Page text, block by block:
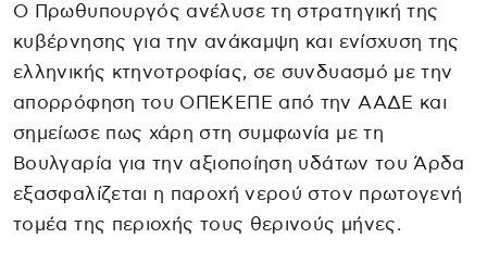
Ο Πρωθυπουργός ανέλυσε τη στρατηγική της
κυβέρνησης για την ανάκαμψη και ενίσχυση της
ελληνικής κτηνοτροφίας, σε συνδυασμό με την
απορρόφηση του ΟΠΕΚΕΠΕ από την ΑΑΔΕ και
σημείωσε πως χάρη στη συμφωνία με τη
Βουλγαρία για την αξιοποίηση υδάτων του Άρδα
εξασφαλίζεται η παροχή νερού στον πρωτογενή
τομέα της περιοχής τους θερινούς μήνες.